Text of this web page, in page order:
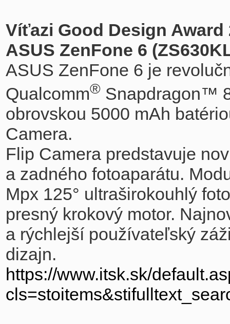
Víťazi Good Design Award
ASUS ZenFone 6
ASUS ZenFone 6 je
Qualcomm® Snapdragon™
obrovskou 5000 mAh
Camera.
Flip Camera predstavuje
a zadného fotoaparátu.
Mpx 125° ultraširokouhlý
presný krokový motor.
a rýchlejší používateľský
dizajn.
https://www.itsk.sk/